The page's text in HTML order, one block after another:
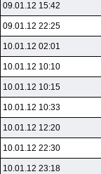
09.01.12 15:42
09.01.12 22:25
10.01.12 02:01
10.01.12 10:10
10.01.12 10:15
10.01.12 10:33
10.01.12 12:20
10.01.12 22:30
10.01.12 23:18